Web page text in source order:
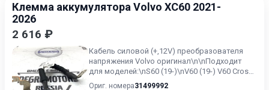
Клемма аккумулятора Volvo XC60 2021-
2026
2 616 ₽
Кабель силовой (+,12V) преобразователя
напряжения Volvo оригинал\n\nПодходит
для моделей:\nS60 (19-)\nV60 (19-) V60 Cross
Country (19-)\nV90...
Ориг. номера31499992